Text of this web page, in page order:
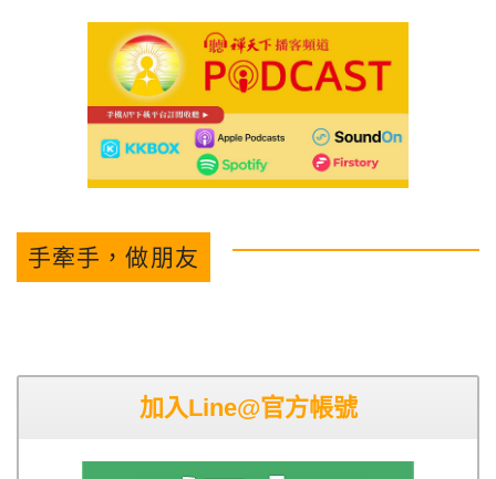
手牽手，做朋友
加入Line@官方帳號